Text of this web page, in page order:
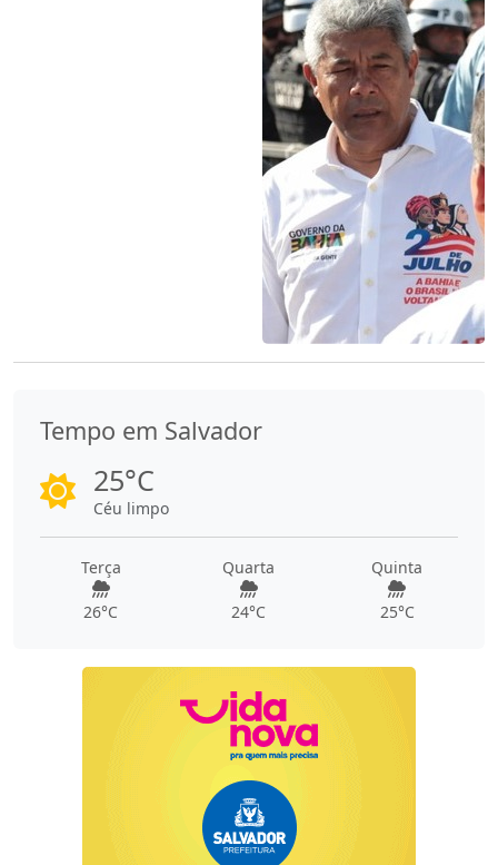
Tempo em Salvador
25°C
Céu limpo
Terça
26°C
Quarta
24°C
Quinta
25°C